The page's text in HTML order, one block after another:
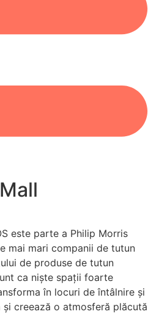
este parte a Philip Morris
mai mari companii de tutun
de produse de tutun
ca niște spații foarte
în locuri de întâlnire și
creează o atmosferă plăcută